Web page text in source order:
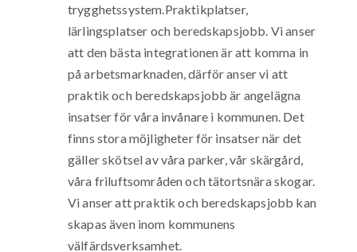
trygghetssystem.Praktikplatser,
lärlingsplatser och beredskapsjobb. Vi anser
att den bästa integrationen är att komma in
på arbetsmarknaden, därför anser vi att
praktik och beredskapsjobb är angelägna
insatser för våra invånare i kommunen. Det
finns stora möjligheter för insatser när det
gäller skötsel av våra parker, vår skärgård,
våra friluftsområden och tätortsnära skogar.
Vi anser att praktik och beredskapsjobb kan
skapas även inom kommunens
välfärdsverksamhet.